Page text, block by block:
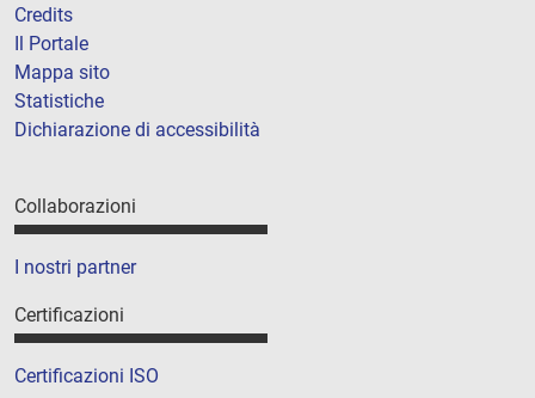
Credits
Il Portale
Mappa sito
Statistiche
Dichiarazione di accessibilità
Collaborazioni
I nostri partner
Certificazioni
Certificazioni ISO